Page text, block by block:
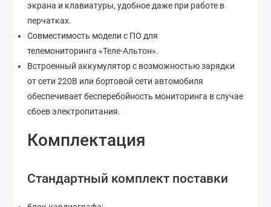
экрана и клавиатуры, удобное даже при работе в
перчатках.
Совместимость модели с ПО для
телемониторинга «Теле-Альтон».
Встроенный аккумулятор с возможностью зарядки
от сети 220В или бортовой сети автомобиля
обеспечивает бесперебойность мониторинга в случае
сбоев электропитания.
Комплектация
Стандартный комплект поставки